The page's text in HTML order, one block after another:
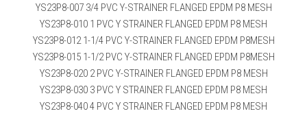
YS23P8-007 3/4 PVC Y-STRAINER FLANGED EPDM P8 MESH
YS23P8-010 1 PVC Y STRAINER FLANGED EPDM P8 MESH
YS23P8-012 1-1/4 PVC Y-STRAINER FLANGED EPDM P8MESH
YS23P8-015 1-1/2 PVC Y-STRAINER FLANGED EPDM P8MESH
YS23P8-020 2 PVC Y-STRAINER FLANGED EPDM P8 MESH
YS23P8-030 3 PVC Y STRAINER FLANGED EPDM P8 MESH
YS23P8-040 4 PVC Y STRAINER FLANGED EPDM P8 MESH